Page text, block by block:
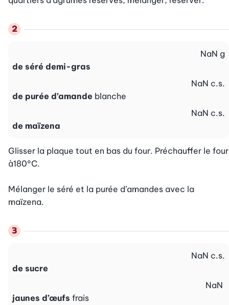
de séré demi-gras
NaN g
de purée d’amande blanche
NaN c.s.
de maïzena
NaN c.s.
Glisser la plaque tout en bas du four. Préchauffer le four
à180°C.
Mélanger le séré et la purée d’amandes avec la
maïzena.
de sucre
NaN c.s.
jaunes d’œufs frais
NaN